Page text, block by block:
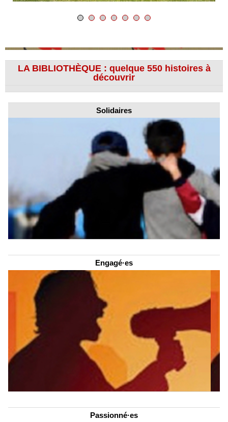
LA BIBLIOTHÈQUE : quelque 550 histoires à
découvrir
Solidaires
Engagé·es
Passionné·es